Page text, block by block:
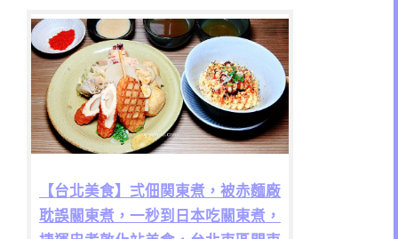
【台北美食】弍佃関東煮，被赤麵廠
耽誤關東煮，一秒到日本吃關東煮，